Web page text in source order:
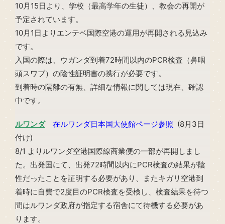
10月15日より、学校（最高学年の生徒）、教会の再開が
予定されています。
10月1日よりエンテベ国際空港の運用が再開される見込み
です。
入国の際は、ウガンダ到着72時間以内のPCR検査（鼻咽
頭スワブ）の陰性証明書の携行が必要です。
到着時の隔離の有無、詳細な情報に関しては現在、確認
中です。
ルワンダ 在ルワンダ日本国大使館ページ参照 (8月3日
付け)
8/1 よりルワンダ空港国際線商業便の一部が再開しまし
た。出発国にて、出発72時間以内にPCR検査の結果が陰
性だったことを証明する必要があり、またキガリ空港到
着時に自費で2度目のPCR検査を受検し、検査結果を待つ
間はルワンダ政府が指定する宿舎にて待機する必要があ
ります。